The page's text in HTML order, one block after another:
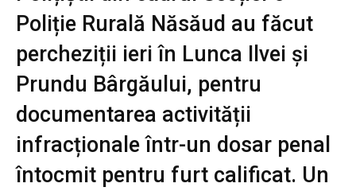
Poliție Rurală Năsăud au făcut
percheziții ieri în Lunca Ilvei și
Prundu Bârgăului, pentru
documentarea activității
infracționale într-un dosar penal
întocmit pentru furt calificat. Un